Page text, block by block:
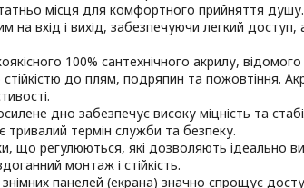
місця для комфортного прийняття душу.
на вхід і вихід, забезпечуючи легкий
100% сантехнічного акрилу,
до плям, подряпин та пожовтіння.
дно забезпечує високу міцність та
тривалий термін служби та безпеку.
що регулюються, які дозволяють ідеально
монтаж і стійкість.
знімних панелей (екрана) значно спрощує